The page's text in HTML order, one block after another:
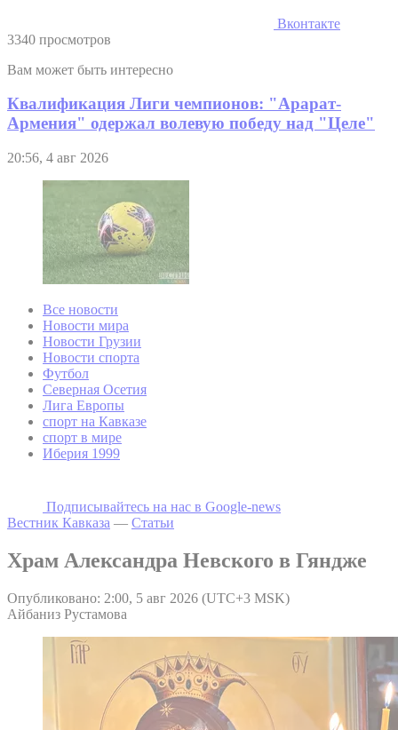
Вконтакте
3340 просмотров
Вам может быть интересно
Квалификация Лиги чемпионов: "Арарат-
Армения" одержал волевую победу над "Целе"
20:56, 4 авг 2026
Все новости
Новости мира
Новости Грузии
Новости спорта
Футбол
Северная Осетия
Лига Европы
спорт на Кавказе
спорт в мире
Иберия 1999
Подписывайтесь на наc в Google-news
Вестник Кавказа — Статьи
Храм Александра Невского в Гяндже
Опубликовано: 2:00, 5 авг 2026 (UTC+3 MSK)
Айбаниз Рустамова